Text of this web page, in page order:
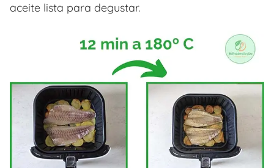
aceite lista para degustar.